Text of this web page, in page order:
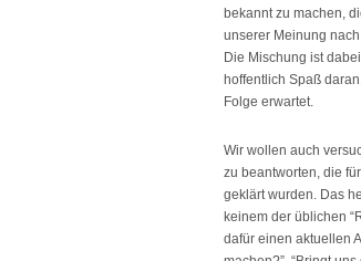
bekannt zu machen,
unserer Meinung
Die Mischung ist
hoffentlich Spaß
Folge erwartet.
Wir wollen auch
zu beantworten, die
geklärt wurden. Das
keinem der üblichen
dafür einen aktuellen